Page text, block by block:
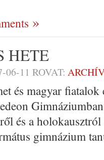
HETE
06-11 ROVAT:
és magyar fiatalok
és a
gimnázium